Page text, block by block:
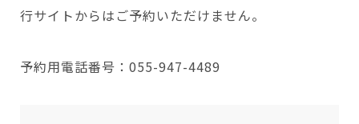
行サイトからはご予約いただけません。
予約用電話番号：055-947-4489